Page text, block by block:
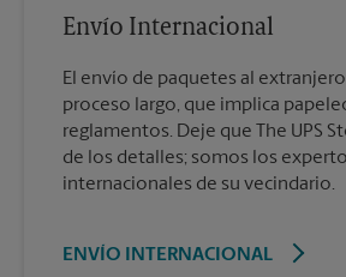
Envío Internacional
El envío de paquetes al
proceso largo, que implica
reglamentos. Deje que The UPS
de los detalles; somos los
internacionales de su vecindario.
ENVÍO INTERNACIONAL